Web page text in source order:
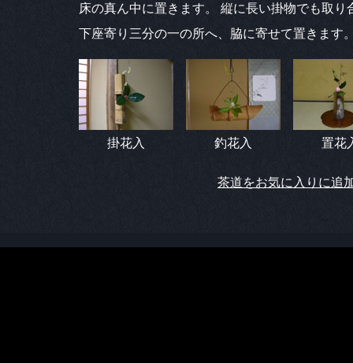
床の真ん中に置きます。 縦に長い掛物でも取り
下座寄り三分の一の所へ、脇に寄せて置きます
掛花入 釣花入 置花
茶道をお気に入りに追